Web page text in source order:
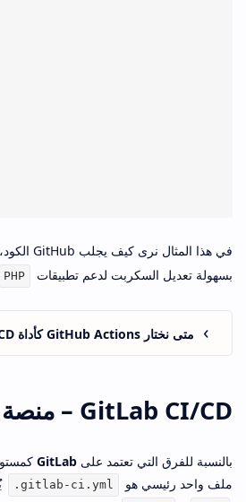
في هذا المثال نرى كيف يجلب GitHub الكود، ثم ينفذ أوامر على الخادم عبر
بسهولة تعديل السكربت لدعم تطبيقات
PHP
متى نختار GitHub Actions كأداة CI/CD رئيسية؟
GitLab CI/CD – منصة متكاملة لفرق التطوير
بالنسبة للفرق التي تعتمد علىGitLab
ملف واحد رئيسي هو
.gitlab-ci.yml